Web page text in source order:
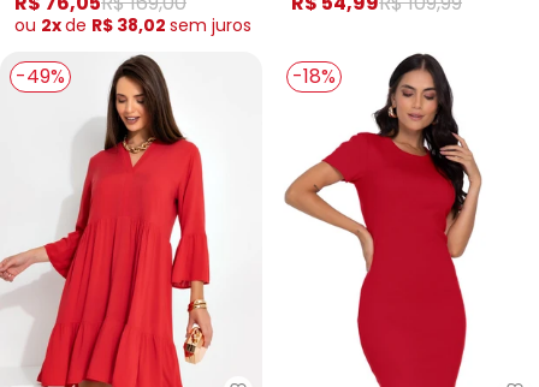
ou 2xde R$ 38,02 sem juros
-49% -18%